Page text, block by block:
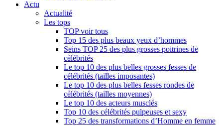
Actu
Actualité
Les tops
TOP voir tous
Top 15 des plus beaux yeux d’hommes
Seins TOP 25 des plus grosses poitrines de
célébrités
Le top 10 des plus belles grosses fesses de
célébrités (tailles imposantes)
Le top 10 des plus belles fesses rondes de
célébrités (tailles moyennes)
Le top 10 des acteurs musclés
Top 10 des célébrités pulpeuses et sexy
Top 25 des transformations d’Homme en femme